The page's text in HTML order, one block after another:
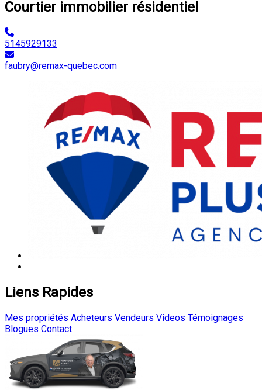
Courtier immobilier résidentiel
5145929133
faubry@remax-quebec.com
Liens Rapides
Mes propriétés Acheteurs Vendeurs Videos Témoignages
Blogues Contact